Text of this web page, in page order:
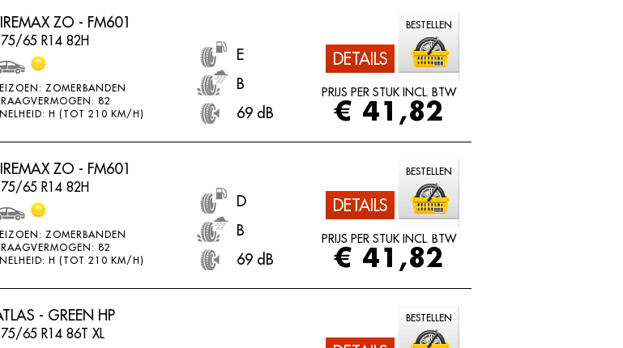
ZO - FM601
65 R14 82H
ZOMERBANDEN
82
H (TOT 210 KM/H)
E
B
69 dB
DETAILS
BESTELLEN
PRIJS PER STUK INCL. BTW
€ 41,82
ZO - FM601
65 R14 82H
ZOMERBANDEN
82
H (TOT 210 KM/H)
D
B
69 dB
DETAILS
BESTELLEN
PRIJS PER STUK INCL. BTW
€ 41,82
- GREEN HP
65 R14 86T XL
BESTELLEN